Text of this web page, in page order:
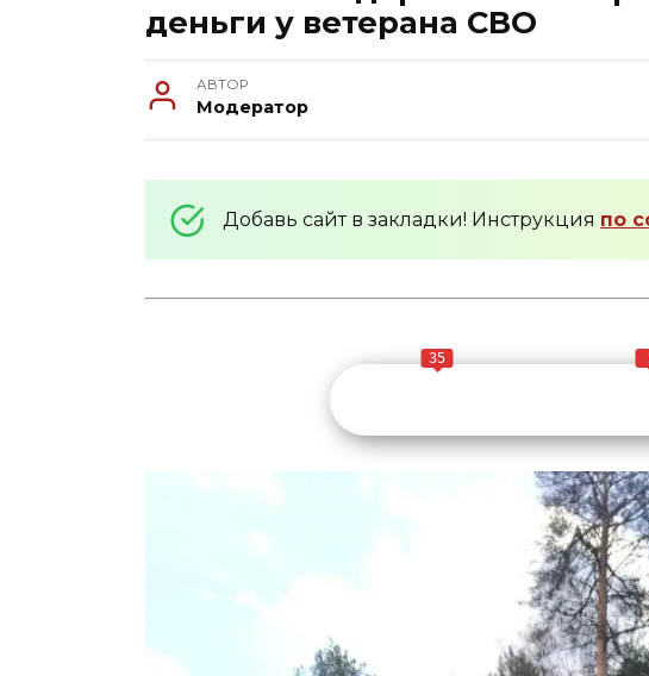
деньги у ветерана СВО
АВТОР
Модератор
Добавь сайт в закладки! Инструкция по
35